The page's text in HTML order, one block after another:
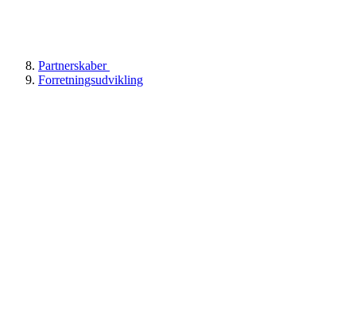
Partnerskaber
Forretningsudvikling